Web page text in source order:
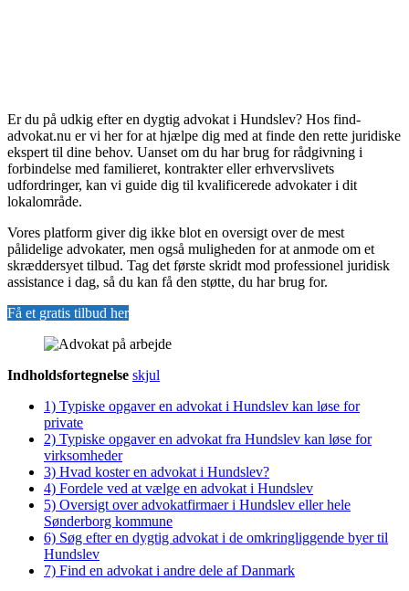
Er du på udkig efter en dygtig advokat i Hundslev? Hos find-
advokat.nu er vi her for at hjælpe dig med at finde den rette juridiske
ekspert til dine behov. Uanset om du har brug for rådgivning i
forbindelse med familieret, kontrakter eller erhvervslivets
udfordringer, kan vi guide dig til kvalificerede advokater i dit
lokalområde.
Vores platform giver dig ikke blot en oversigt over de mest
pålidelige advokater, men også muligheden for at anmode om et
skræddersyet tilbud. Tag det første skridt mod professionel juridisk
assistance i dag, så du kan få den støtte, du har brug for.
Få et gratis tilbud her
Indholdsfortegnelse skjul
1) Typiske opgaver en advokat i Hundslev kan løse for
private
2) Typiske opgaver en advokat fra Hundslev kan løse for
virksomheder
3) Hvad koster en advokat i Hundslev?
4) Fordele ved at vælge en advokat i Hundslev
5) Oversigt over advokatfirmaer i Hundslev eller hele
Sønderborg kommune
6) Søg efter en dygtig advokat i de omkringliggende byer til
Hundslev
7) Find en advokat i andre dele af Danmark